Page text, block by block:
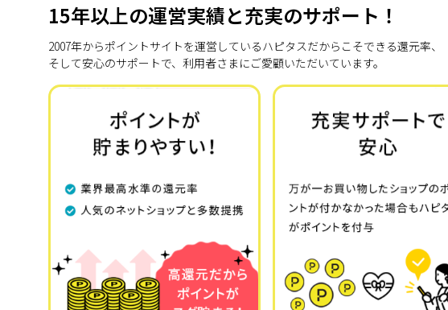
15年以上の運営実績と充実のサポート！
2007年からポイントサイトを運営しているハピタスだからこそできる還元率、
そして安心のサポートで、利用者さまにご愛顧いただいています。